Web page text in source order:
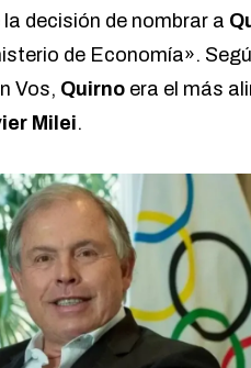
decisión de nombrar a
de Economía».
Vos, Quirno era el más
Milei.